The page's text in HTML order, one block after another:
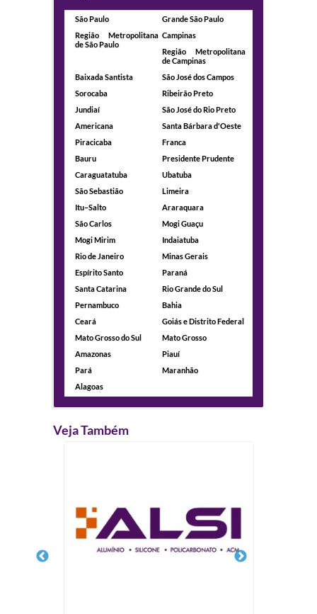
São Paulo
Grande São Paulo
Região Metropolitana
de São Paulo
Campinas
Região Metropolitana
de Campinas
Baixada Santista
São José dos Campos
Sorocaba
Ribeirão Preto
Jundiaí
São José do Rio Preto
Americana
Santa Bárbara d'Oeste
Piracicaba
Franca
Bauru
Presidente Prudente
Caraguatatuba
Ubatuba
São Sebastião
Limeira
Itu–Salto
Araraquara
São Carlos
Mogi Guaçu
Mogi Mirim
Indaiatuba
Rio de Janeiro
Minas Gerais
Espírito Santo
Paraná
Santa Catarina
Rio Grande do Sul
Pernambuco
Bahia
Ceará
Goiás e Distrito Federal
Mato Grosso do Sul
Mato Grosso
Amazonas
Piauí
Pará
Maranhão
Alagoas
Veja Também